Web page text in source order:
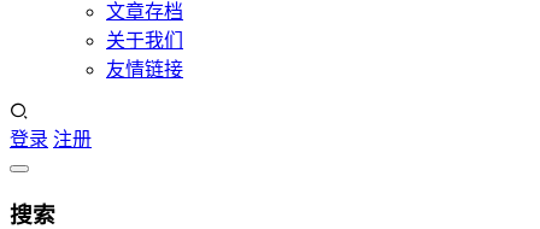
文章存档
关于我们
友情链接
登录 注册
搜索